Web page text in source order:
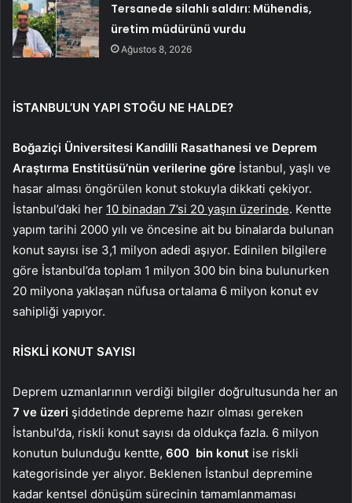
Tersanede silahlı saldırı: Mühendis,
üretim müdürünü vurdu
Ağustos 8, 2026
İSTANBUL’UN YAPI STOĞU NE HALDE?
Boğaziçi Üniversitesi Kandilli Rasathanesi ve Deprem
Araştırma Enstitüsü’nün verilerine göre İstanbul, yaşlı ve
hasar alması öngörülen konut stokuyla dikkati çekiyor.
İstanbul’daki her 10 binadan 7’si 20 yaşın üzerinde. Kentte
yapım tarihi 2000 yılı ve öncesine ait bu binalarda bulunan
konut sayısı ise 3,1 milyon adedi aşıyor. Edinilen bilgilere
göre İstanbul’da toplam 1 milyon 300 bin bina bulunurken
20 milyona yaklaşan nüfusa ortalama 6 milyon konut ev
sahipliği yapıyor.
RİSKLİ KONUT SAYISI
Deprem uzmanlarının verdiği bilgiler doğrultusunda her an
7 ve üzeri şiddetinde depreme hazır olması gereken
İstanbul’da, riskli konut sayısı da oldukça fazla. 6 milyon
konutun bulunduğu kentte, 600 bin konut ise riskli
kategorisinde yer alıyor. Beklenen İstanbul depremine
kadar kentsel dönüşüm sürecinin tamamlanmaması